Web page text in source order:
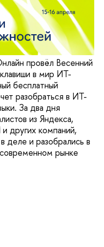
провёл Весенний
в мир ИТ-
бесплатный
разобраться в ИТ-
За два дня
из Яндекса,
других компаний,
деле и разобрались в
рынке